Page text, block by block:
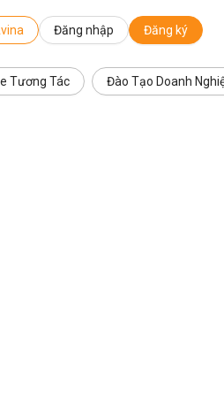
Đăng nhập Đăng ký
Tương Tác Đào Tạo Doanh